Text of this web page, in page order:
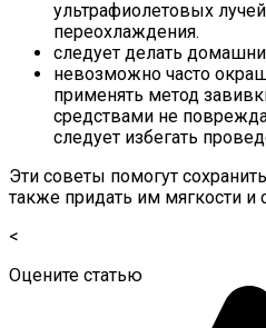
ультрафиолетовых
переохлаждения.
следует делать
невозможно часто
применять метод
средствами не
следует избегать
Эти советы помогут
также придать им мягкости
<
Оцените статью